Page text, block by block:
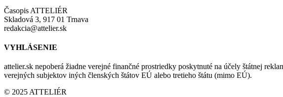
Časopis ATTELIÉR
Skladová 3, 917 01 Trnava
redakcia@attelier.sk
VYHLÁSENIE
attelier.sk nepoberá žiadne verejné finančné prostriedky poskytnuté na účely štátnej
verejných subjektov iných členských štátov EÚ alebo tretieho štátu (mimo EÚ).
© 2025 ATTELIÉR